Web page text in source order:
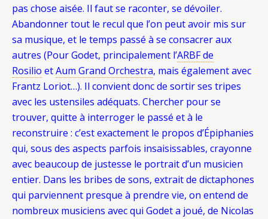
pas chose aisée. Il faut se raconter, se dévoiler.
Abandonner tout le recul que l’on peut avoir mis sur
sa musique, et le temps passé à se consacrer aux
autres (Pour Godet, principalement l’ARBF de
Rosilio etAum Grand Orchestra, mais également avec
Frantz Loriot…). Il convient donc de sortir ses tripes
avec les ustensiles adéquats. Chercher pour se
trouver, quitte à interroger le passé et à le
reconstruire : c’est exactement le propos d’Épiphanies
qui, sous des aspects parfois insaisissables, crayonne
avec beaucoup de justesse le portrait d’un musicien
entier. Dans les bribes de sons, extrait de dictaphones
qui parviennent presque à prendre vie, on entend de
nombreux musiciens avec qui Godet a joué, de Nicolas